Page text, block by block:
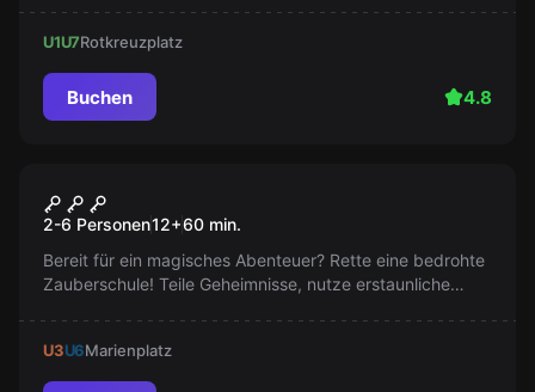
U1U7Rotkreuzplatz
Buchen 4.8
School of Magic
2-6 Personen12+60 min.
Bereit für ein magisches Abenteuer? Rette eine bedrohte
Zauberschule! Teile Geheimnisse, nutze erstaunliche
U3U6Marienplatz